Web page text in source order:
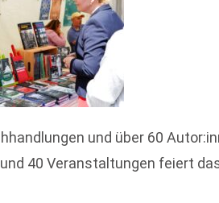
und über 60
40 Veranstaltungen feiert